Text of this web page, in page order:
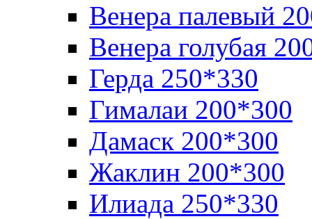
Венера палевый
Венера голубая
Герда 250*330
Гималаи 200*300
Дамаск 200*300
Жаклин 200*300
Илиада 250*330